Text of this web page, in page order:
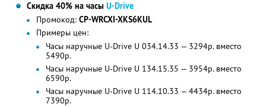
Скидка 40% на часы U-Drive
Промокод: CP-WRCXI-XKS6KUL
Примеры цен:
Часы наручные U-Drive U 034.14.33 — 3294р. вместо
5490р.
Часы наручные U-Drive U 134.15.35 — 3954р. вместо
6590р.
Часы наручные U-Drive U 114.10.33 — 4434р. вместо
7390р.